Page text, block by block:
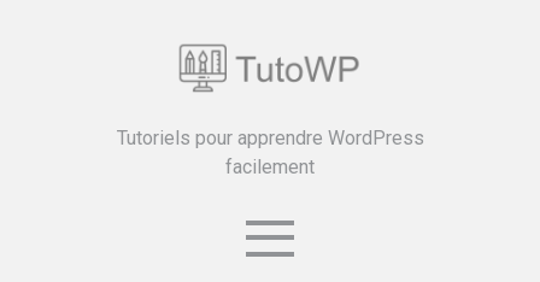
Tutoriels pour apprendre WordPress
facilement